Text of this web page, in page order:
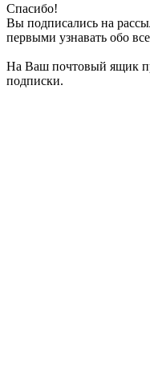
Спасибо!
Вы подписались на
первыми узнавать обо
На Ваш почтовый ящик
подписки.